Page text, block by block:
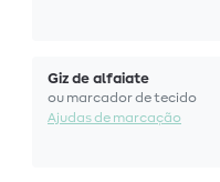
Giz de alfaiate
ou marcador de tecido
Ajudas de marcação